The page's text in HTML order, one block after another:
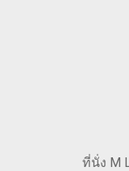
ที่นั่ง M